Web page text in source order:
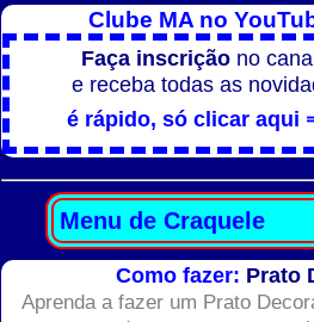
Clube MA no
Faça inscrição no
e receba todas as
é rápido, só clicar aqui
Como fazer: Prato
Aprenda a fazer um Prato